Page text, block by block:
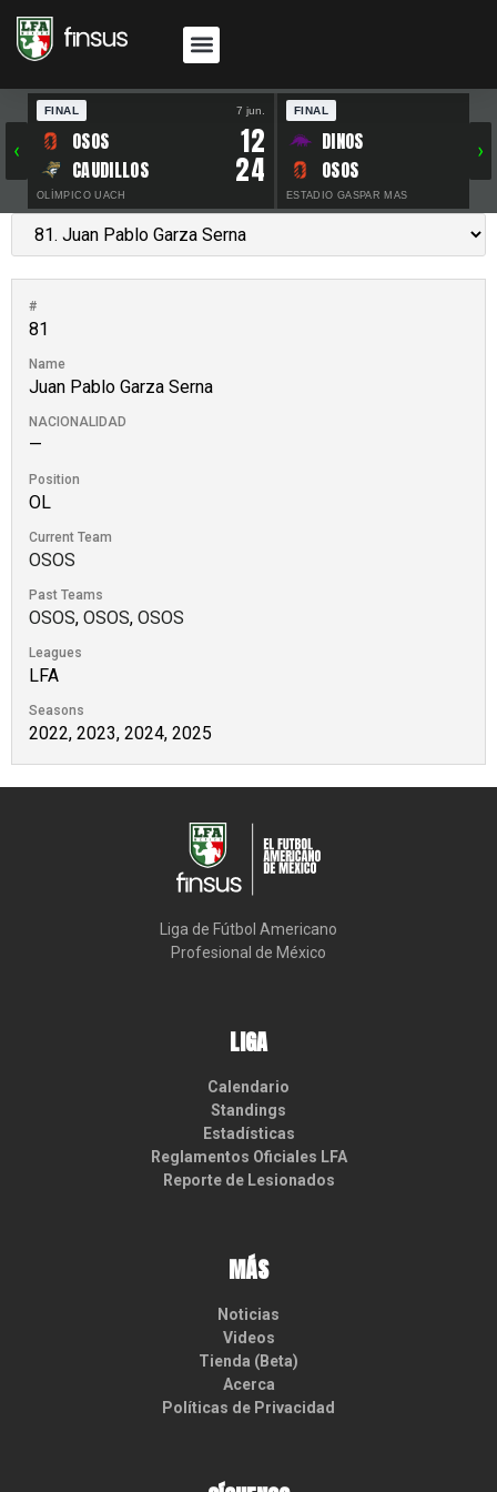
‹
FINAL 7 jun.
OSOS 12
CAUDILLOS 24
OLÍMPICO UACH
FINAL
DINOS
OSOS
ESTADIO GASPAR MAS
›
#
81
Name
Juan Pablo Garza Serna
NACIONALIDAD
—
Position
OL
Current Team
OSOS
Past Teams
OSOS, OSOS, OSOS
Leagues
LFA
Seasons
2022, 2023, 2024, 2025
Liga de Fútbol Americano
Profesional de México
LIGA
Calendario
Standings
Estadísticas
Reglamentos Oficiales LFA
Reporte de Lesionados
MÁS
Noticias
Videos
Tienda (Beta)
Acerca
Políticas de Privacidad